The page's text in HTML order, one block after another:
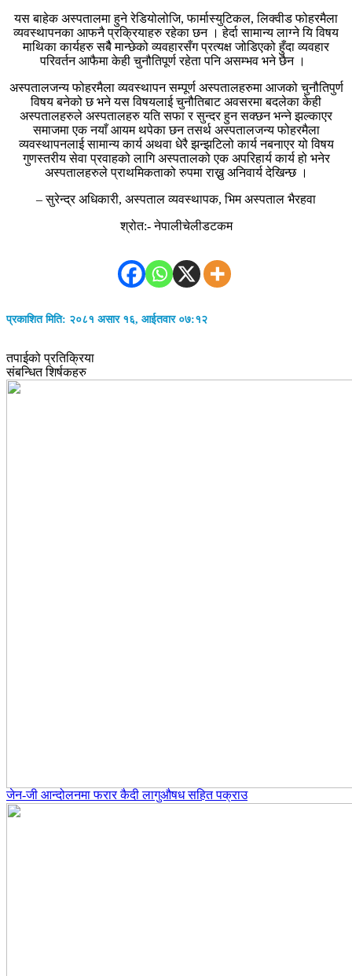
यस बाहेक अस्पतालमा हुने रेडियोलोजि, फार्मास्युटिकल, लिक्वीड फोहरमैला
व्यवस्थापनका आफनै प्रक्रियाहरु रहेका छन । हेर्दा सामान्य लाग्ने यि विषय
माथिका कार्यहरु सबैै मान्छेको व्यवहारसँग प्रत्यक्ष जोडिएको हुँदा व्यवहार
परिवर्तन आफैमा केही चुनौतिपूर्ण रहेता पनि असम्भव भने छैन ।
अस्पतालजन्य फोहरमैला व्यवस्थापन सम्पूर्ण अस्पतालहरुमा आजको चुनौतिपुर्ण
विषय बनेको छ भने यस विषयलाई चुनौतिबाट अवसरमा बदलेका केही
अस्पतालहरुले अस्पतालहरु यति सफा र सुन्दर हुन सक्छन भन्ने झल्काएर
समाजमा एक नयाँ आयम थपेका छन तसर्थ अस्पतालजन्य फोहरमैला
व्यवस्थापनलाई सामान्य कार्य अथवा धेरै झन्झटिलो कार्य नबनाएर यो विषय
गुणस्तरीय सेवा प्रवाहको लागि अस्पतालको एक अपरिहार्य कार्य हो भनेर
अस्पतालहरुले प्राथमिकताको रुपमा राख्नु अनिवार्य देखिन्छ ।
– सुरेन्द्र अधिकारी, अस्पताल व्यवस्थापक, भिम अस्पताल भैरहवा
श्रोत:- नेपालीचेलीडटकम
प्रकाशित मिति: २०८१ असार १६, आईतवार ०७:१२
तपाईको प्रतिक्रिया
संबन्धित शिर्षकहरु
जेन-जी आन्दोलनमा फरार कैदी लागुऔषध सहित पक्राउ